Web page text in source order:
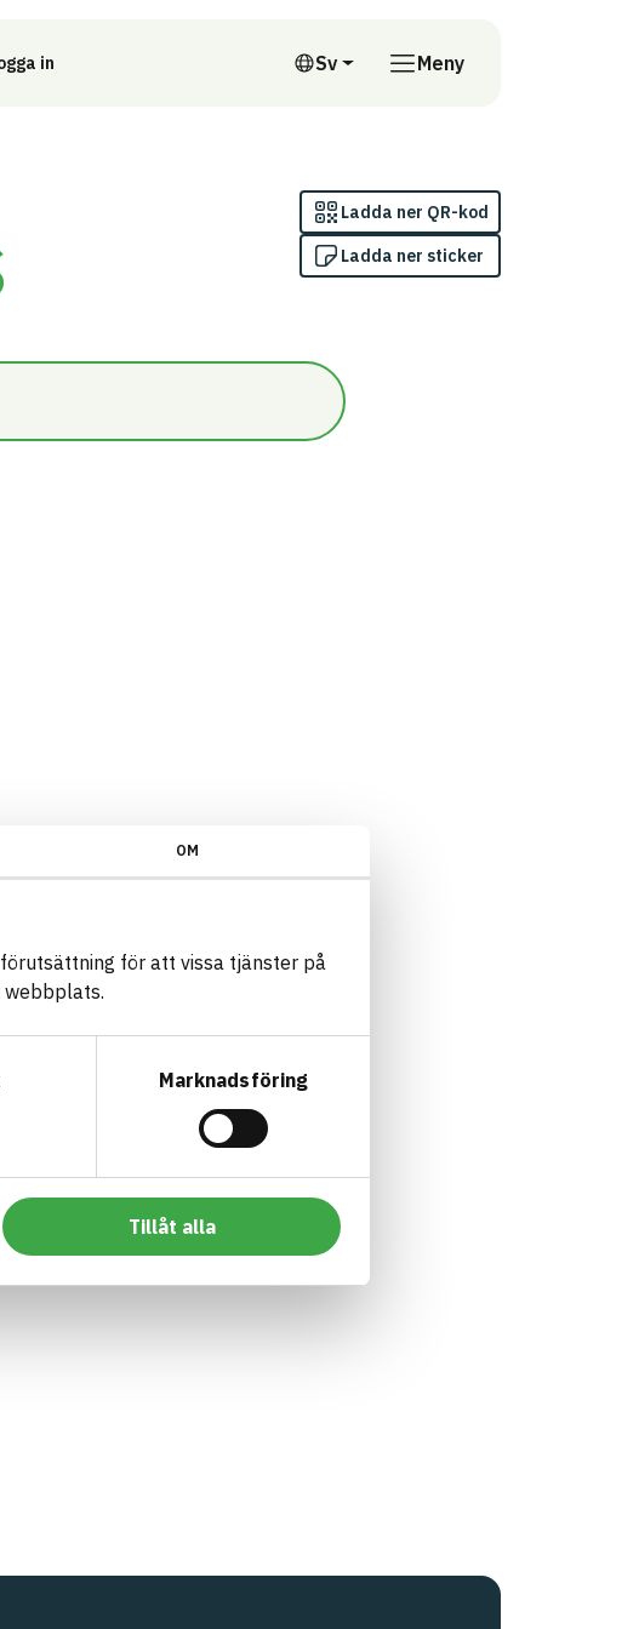
OM
för att vissa tjänster på
Marknadsföring
Tillåt alla
in Sv
Svenska
Meny
Ladda ner QR-kod
Ladda ner sticker